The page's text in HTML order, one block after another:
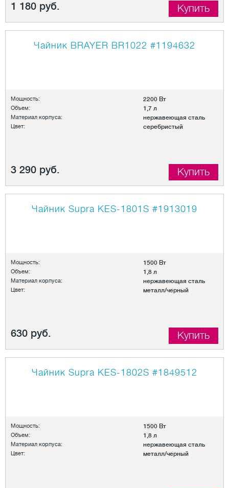
1 180 руб. Купить
Чайник BRAYER BR1022 #1194632
Мощность: 2200 Вт
Объем: 1,7 л
Материал корпуса: нержавеющая сталь
Цвет: серебристый
3 290 руб. Купить
Чайник Supra KES-1801S #1913019
Мощность: 1500 Вт
Объем: 1,8 л
Материал корпуса: нержавеющая сталь
Цвет: металл/черный
630 руб. Купить
Чайник Supra KES-1802S #1849512
Мощность: 1500 Вт
Объем: 1,8 л
Материал корпуса: нержавеющая сталь
Цвет: металл/черный